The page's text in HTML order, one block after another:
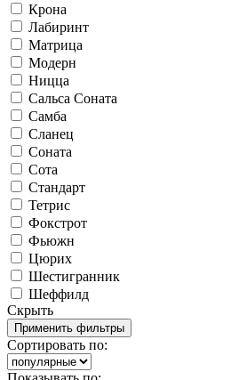
Крона
Лабиринт
Матрица
Модерн
Ницца
Сальса Соната
Самба
Сланец
Соната
Сота
Стандарт
Тетрис
Фокстрот
Фьюжн
Цюрих
Шестигранник
Шеффилд
Скрыть
Сортировать по: